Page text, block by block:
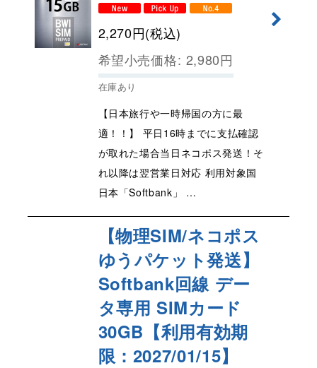
2,270円(税込)
希望小売価格: 2,980円
在庫あり
【日本旅行や一時帰国の方に最
適！！】 平日16時までに支払確認
が取れた場合当日ネコポス発送！そ
れ以降は翌営業日対応 利用対象国
日本「Softbank」 …
【物理SIM/ネコポス
ゆうパケット発送】
Softbank回線 デー
タ専用 SIMカード
30GB【利用有効期
限：2027/01/15】